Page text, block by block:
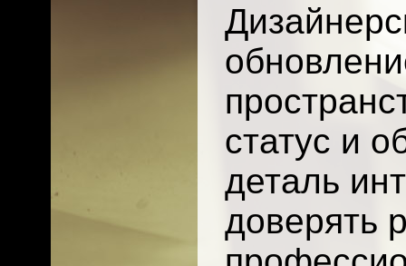
статус и
деталь
доверять